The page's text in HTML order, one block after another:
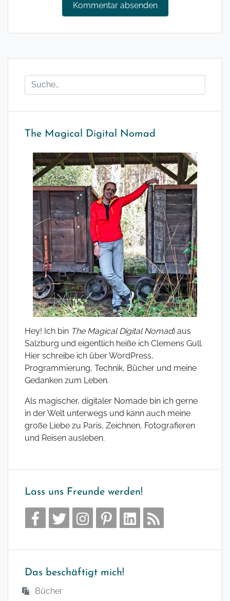
The Magical Digital Nomad
Hey! Ich bin The Magical Digital Nomad) aus
Salzburg und eigentlich heiße ich Clemens Gull.
Hier schreibe ich über WordPress,
Programmierung, Technik, Bücher und meine
Gedanken zum Leben.
Als magischer, digitaler Nomade bin ich gerne
in der Welt unterwegs und kann auch meine
große Liebe zu Paris, Zeichnen, Fotografieren
und Reisen ausleben.
Lass uns Freunde werden!
Das beschäftigt mich!
Bücher